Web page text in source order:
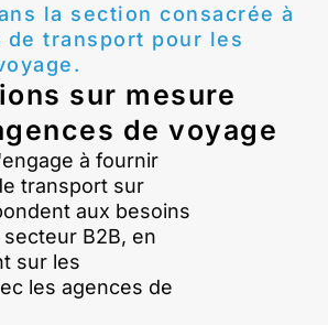
la section consacrée à
de transport pour les
sur mesure
de voyage
à fournir
transport sur
aux besoins
B2B, en
sur les
les agences de